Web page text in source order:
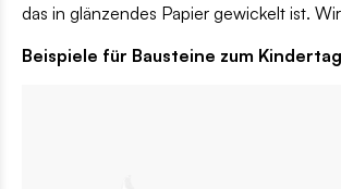
das in glänzendes Papier gewickelt ist.
Beispiele für Bausteine zum Kindertag